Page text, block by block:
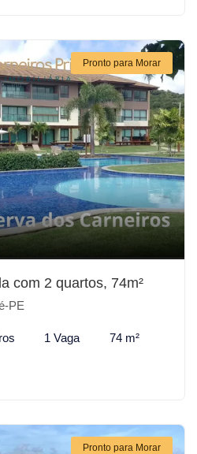
Pronto para Morar
com 2 quartos, 74m²
PE
1 Vaga 74 m²
Pronto para Morar